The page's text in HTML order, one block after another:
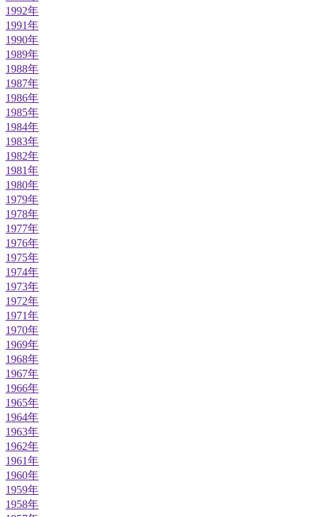
1992年
1991年
1990年
1989年
1988年
1987年
1986年
1985年
1984年
1983年
1982年
1981年
1980年
1979年
1978年
1977年
1976年
1975年
1974年
1973年
1972年
1971年
1970年
1969年
1968年
1967年
1966年
1965年
1964年
1963年
1962年
1961年
1960年
1959年
1958年